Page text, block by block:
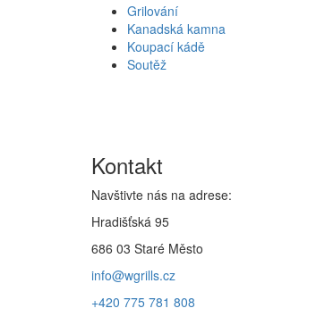
Grilování
Kanadská kamna
Koupací kádě
Soutěž
Kontakt
Navštivte nás na adrese:
Hradišťská 95
686 03 Staré Město
info@wgrills.cz
+420 775 781 808